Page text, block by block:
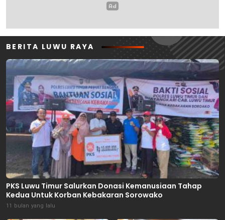
BERITA LUWU RAYA
PKS Luwu Timur Salurkan Donasi Kemanusiaan Tahap
Kedua Untuk Korban Kebakaran Sorowako
11 bulan yang lalu